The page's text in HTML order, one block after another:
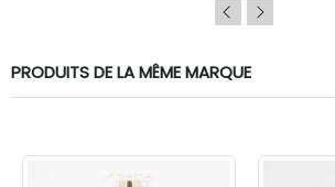
PRODUITS DE LA MÊME MARQUE